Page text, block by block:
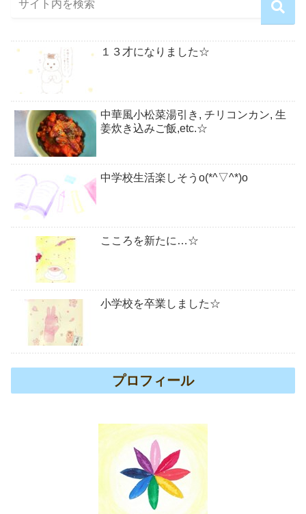
１３才になりました☆
中華風小松菜湯引き, チリコンカン, 生
姜炊き込みご飯,etc.☆
中学校生活楽しそうo(*^▽^*)o
こころを新たに…☆
小学校を卒業しました☆
プロフィール